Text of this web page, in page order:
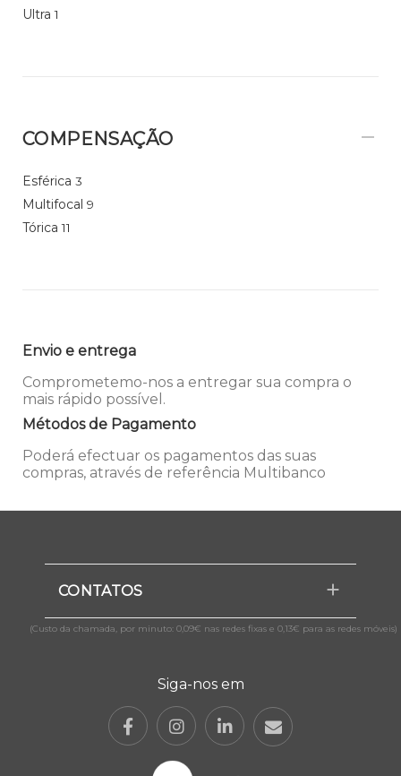
Ultra 1
COMPENSAÇÃO
Esférica 3
Multifocal 9
Tórica 11
Envio e entrega
Comprometemo-nos a entregar sua compra o
mais rápido possível.
Métodos de Pagamento
Poderá efectuar os pagamentos das suas
compras, através de referência Multibanco
CONTATOS
(Custo da chamada, por minuto: 0,09€ nas redes fixas e 0,13€ para as redes móveis)
Siga-nos em